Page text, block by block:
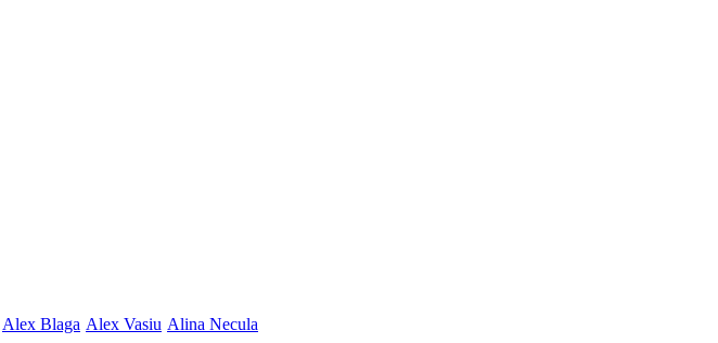
Alex Blaga Alex Vasiu Alina Necula